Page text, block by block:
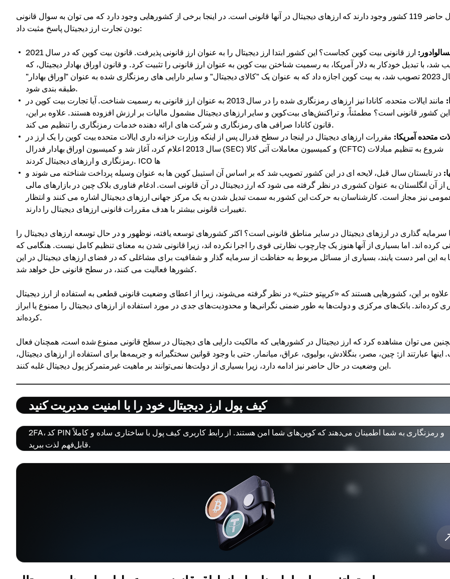
در حال حاضر 119 کشور وجود دارند که ارزهای دیجیتال در آنها قانونی است. در اینجا برخی از کشورهایی وجود دارد که می توان به سوال قانونی
بودن تجارت ارز دیجیتال پاسخ مثبت داد:
ارز قانونی بیت کوین کجاست؟ این کشور ابتدا ارز دیجیتال را به عنوان ارز قانونی پذیرفت. قانون بیت کوین که در سال 2021
شد، با تبدیل خودکار به دلار آمریکا، به رسمیت شناختن بیت کوین به عنوان ارز قانونی را تثبیت کرد. و قانون اوراق بهادار دیجیتال، که
در سال 2023 تصویب شد، به بیت کوین اجازه داد که به عنوان یک "کالای دیجیتال" و سایر دارایی های رمزنگاری شده به عنوان "اوراق بهادار"
طبقه بندی شود.
مانند ایالات متحده، کانادا نیز ارزهای رمزنگاری شده را در سال 2013 به عنوان ارز قانونی به رسمیت شناخت. آیا تجارت بیت کوین در
این کشور قانونی است؟ مطمئناً، و تراکنش‌های بیت‌کوین و سایر ارزهای دیجیتال مشمول مالیات بر ارزش افزوده هستند. علاوه بر این،
قانون کانادا صرافی های رمزنگاری و شرکت های ارائه دهنده خدمات رمزنگاری را تنظیم می کند.
متحده آمریکا: مقررات ارزهای دیجیتال در اینجا در سطح فدرال پس از اینکه وزارت خزانه داری ایالات متحده بیت کوین را یک ارز در
سال 2013 اعلام کرد، آغاز شد و کمیسیون اوراق بهادار فدرال (SEC) و کمیسیون معاملات آتی کالا (CFTC) شروع به تنظیم مبادلات
رمزنگاری و ارزهای دیجیتال کردند. ICO ها
در تابستان سال قبل، لایحه ای در این کشور تصویب شد که بر اساس آن استیبل کوین ها به عنوان وسیله پرداخت شناخته می شوند و
آن انگلستان به عنوان کشوری در نظر گرفته می شود که ارز دیجیتال در آن قانونی است. ادغام فناوری بلاک چین در بازارهای مالی
نیز مجاز است. کارشناسان به حرکت این کشور به سمت تبدیل شدن به یک مرکز جهانی ارزهای دیجیتال اشاره می کنند و انتظار
تغییرات قانونی بیشتر با هدف مقررات قانونی ارزهای دیجیتال را دارند.
سرمایه گذاری در ارزهای دیجیتال در سایر مناطق قانونی است؟ اکثر کشورهای توسعه یافته، نوظهور و در حال توسعه ارزهای دیجیتال را
کرده اند. اما بسیاری از آنها هنوز یک چارچوب نظارتی قوی را اجرا نکرده اند، زیرا قانونی شدن به معنای تنظیم کامل نیست. هنگامی که
به این امر دست یابند، بسیاری از مسائل مربوط به حفاظت از سرمایه گذار و شفافیت برای مشاغلی که در فضای ارزهای دیجیتال در این
کشورها فعالیت می کنند، در سطح قانونی حل خواهد شد.
علاوه بر این، کشورهایی هستند که «کریپتو خنثی» در نظر گرفته می‌شوند، زیرا از اعطای وضعیت قانونی قطعی به استفاده از ارز دیجیتال
کرده‌اند. بانک‌های مرکزی و دولت‌ها به طور ضمنی نگرانی‌ها و محدودیت‌های جدی در مورد استفاده از ارزهای دیجیتال را ممنوع یا ابراز
کرده‌اند.
می توان مشاهده کرد که ارز دیجیتال در کشورهایی که مالکیت دارایی های دیجیتال در سطح قانونی ممنوع شده است، همچنان فعال
عبارتند از: چین، مصر، بنگلادش، بولیوی، عراق، میانمار. حتی با وجود قوانین سختگیرانه و جریمه‌ها برای استفاده از ارزهای دیجیتال،
این وضعیت در حال حاضر نیز ادامه دارد، زیرا بسیاری از دولت‌ها نمی‌توانند بر ماهیت غیرمتمرکز پول دیجیتال غلبه کنند.
کیف پول ارز دیجیتال خود را با امنیت مدیریت کنید
2FA، کد PIN و رمزنگاری به شما اطمینان می‌دهند که کوین‌های شما امن هستند. از رابط کاربری کیف پول با ساختاری ساده و کاملاً
قابل‌فهم لذت ببرید.